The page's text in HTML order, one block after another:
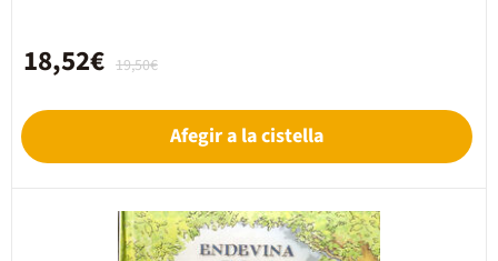
19,50€
18,52€
Afegir a la cistella